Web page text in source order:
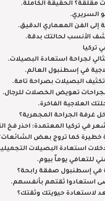
مقلقة؟ الحقيقة الكاملة.
السريري.
إلى الفن المعماري الدقيق.
الأنسب لحالتك بدقة.
تركيا
لجراحة استعادة البصيلات.
في إسطنبول العالم.
تكثيف البصيلات بصراحة تامة.
لجراحات تعويض الخصلات للرجال.
العلاجية الفاخرة.
غرفة الجراحة المجهرية؟
في تركيا المعتمدة: احذر فخ
خطيرة كما تروج بعض
للتعافي يوماً بيوم.
في إسطنبول صفقة رابحة؟
استعادوا ثقتهم بأنفسهم.
لاستعادة حيويتك وثقتك؟